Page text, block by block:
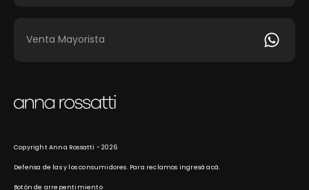
Venta Mayorista
Copyright Anna Rossatti - 2026
Defensa de las y los consumidores. Para reclamos ingresá acá.
Botón de arrepentimiento